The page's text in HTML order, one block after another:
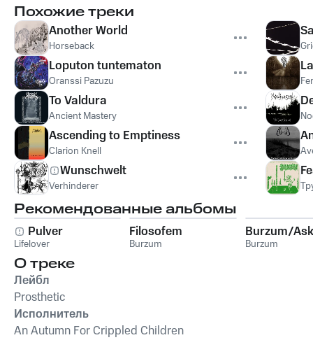
Похожие треки
Another World
Horseback
Loputon tuntematon
Oranssi Pazuzu
To Valdura
Ancient Mastery
Ascending to Emptiness
Clarion Knell
Wunschwelt
Verhinderer
Рекомендованные альбомы
Pulver
Lifelover
Filosofem
Burzum
Burzum/
Burzum
О треке
Лейбл
Prosthetic
Исполнитель
An Autumn For Crippled Children